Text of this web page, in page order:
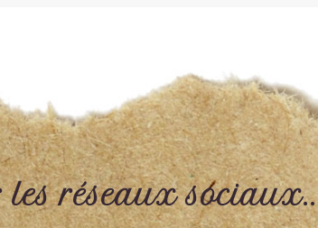
les réseaux sociaux..